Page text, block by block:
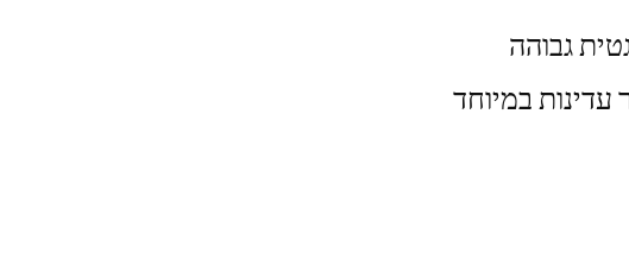
גבוהה
עדינות במיוחד